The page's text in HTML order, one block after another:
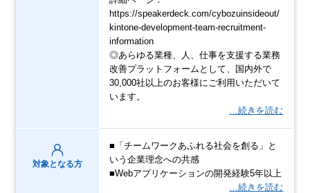
https://speakerdeck.com/cybozuinsideout/
kintone-development-team-recruitment-
information
◎あらゆる業種、人、仕事を支援する業務
改善プラットフォームとして、国内外で
30,000社以上のお客様にご利用いただいて
います。
…続きを読む
対象となる方
■「チームワークあふれる社会を創る」と
いう企業理念への共感
■Webアプリケーションの開発経験5年以上
…続きを読む